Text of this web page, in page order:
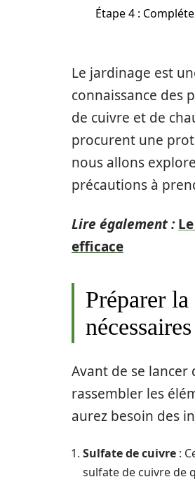
Étape 4 :
Le jardinage est
connaissance des
de cuivre et de
procurent une
nous allons
précautions à
Lire également :
efficace
Préparer
nécessaires
Avant de se
rassembler les
aurez besoin des
Sulfate de cuivre :
sulfate de cuivre de